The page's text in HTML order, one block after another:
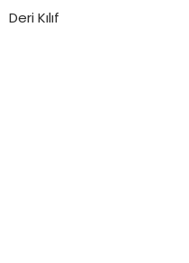
Deri Kılıf